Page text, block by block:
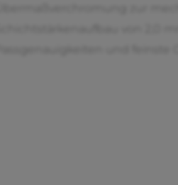
Übermaßverchromung zur
Schichtstärkenaufbau von 2,0
Passgenauigkeiten und